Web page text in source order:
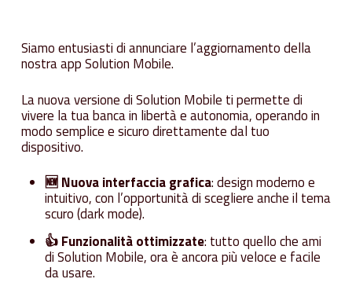
Siamo entusiasti di annunciare l’aggiornamento della
nostra app Solution Mobile.
La nuova versione di Solution Mobile ti permette di
vivere la tua banca in libertà e autonomia, operando in
modo semplice e sicuro direttamente dal tuo
dispositivo.
🆕 Nuova interfaccia grafica: design moderno e
intuitivo, con l’opportunità di scegliere anche il tema
scuro (dark mode).
👍 Funzionalità ottimizzate: tutto quello che ami
di Solution Mobile, ora è ancora più veloce e facile
da usare.